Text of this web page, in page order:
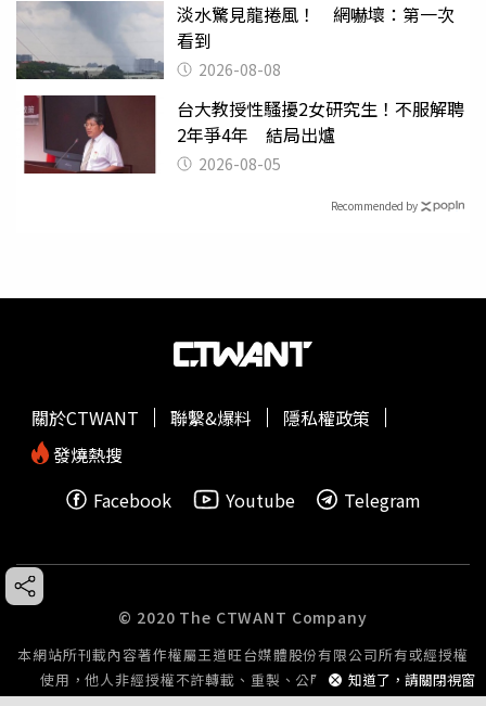
淡水驚見龍捲風！ 網嚇壞：第一次
看到
2026-08-08
台大教授性騷擾2女研究生！不服解聘
2年爭4年 結局出爐
2026-08-05
Recommended by
知道了，請關閉視窗
關於CTWANT 聯繫&爆料
隱私權政策
發燒熱搜
Facebook
Youtube Telegram
© 2020 The CTWANT Company
本網站所刊載內容著作權屬王道旺台媒體股份有限公司所有或經授權
使用，他人非經授權不許轉載、重製、公開播送或公開傳輸。